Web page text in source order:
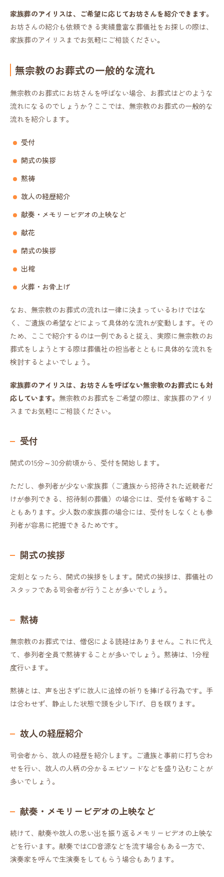
家族葬のアイリスは、ご希望に応じてお坊さんを紹介できます。
お坊さんの紹介も依頼できる実績豊富な葬儀社をお探しの際は、
家族葬のアイリスまでお気軽にご相談ください。
無宗教のお葬式の一般的な流れ
無宗教のお葬式にお坊さんを呼ばない場合、お葬式はどのような
流れになるのでしょうか？ここでは、無宗教のお葬式の一般的な
流れを紹介します。
受付
開式の挨拶
黙祷
故人の経歴紹介
献奏・メモリービデオの上映など
献花
閉式の挨拶
出棺
火葬・お骨上げ
なお、無宗教のお葬式の流れは一律に決まっているわけではな
く、ご遺族の希望などによって具体的な流れが変動します。その
ため、ここで紹介するのは一例であると捉え、実際に無宗教のお
葬式をしようとする際は葬儀社の担当者とともに具体的な流れを
検討するとよいでしょう。
家族葬のアイリスは、お坊さんを呼ばない無宗教のお葬式にも対
応しています。 無宗教のお葬式をご希望の際は、家族葬のアイリ
スまでお気軽にご相談ください。
受付
開式の15分～30分前頃から、受付を開始します。
ただし、参列者が少ない家族葬（ご遺族から招待された近親者だ
けが参列できる、招待制の葬儀）の場合には、受付を省略するこ
ともあります。少人数の家族葬の場合には、受付をしなくとも参
列者が容易に把握できるためです。
開式の挨拶
定刻となったら、開式の挨拶をします。開式の挨拶は、葬儀社の
スタッフである司会者が行うことが多いでしょう。
黙祷
無宗教のお葬式では、僧侶による読経はありません。これに代え
て、参列者全員で黙祷することが多いでしょう。黙祷は、1分程
度行います。
黙祷とは、声を出さずに故人に追悼の祈りを捧げる行為です。手
は合わせず、静止した状態で頭を少し下げ、目を瞑ります。
故人の経歴紹介
司会者から、故人の経歴を紹介します。ご遺族と事前に打ち合わ
せを行い、故人の人柄の分かるエピソードなどを盛り込むことが
多いでしょう。
献奏・メモリービデオの上映など
続けて、献奏や故人の思い出を振り返るメモリービデオの上映な
どを行います。献奏ではCD音源などを流す場合もある一方で、
演奏家を呼んで生演奏をしてもらう場合もあります。